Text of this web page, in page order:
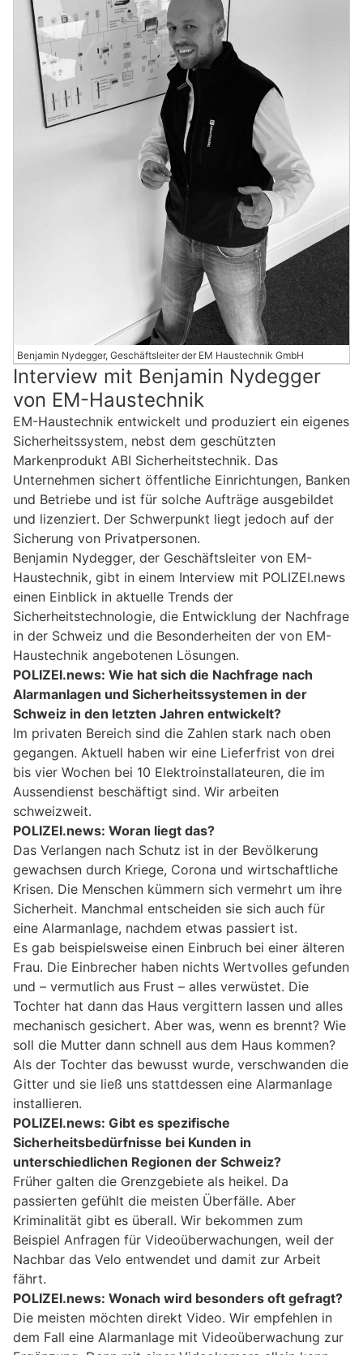
Benjamin Nydegger, Geschäftsleiter der EM Haustechnik GmbH
Interview mit Benjamin Nydegger
von EM-Haustechnik
EM-Haustechnik entwickelt und produziert ein eigenes
Sicherheitssystem, nebst dem geschützten
Markenprodukt ABI Sicherheitstechnik. Das
Unternehmen sichert öffentliche Einrichtungen, Banken
und Betriebe und ist für solche Aufträge ausgebildet
und lizenziert. Der Schwerpunkt liegt jedoch auf der
Sicherung von Privatpersonen.
Benjamin Nydegger, der Geschäftsleiter von EM-
Haustechnik, gibt in einem Interview mit POLIZEI.news
einen Einblick in aktuelle Trends der
Sicherheitstechnologie, die Entwicklung der Nachfrage
in der Schweiz und die Besonderheiten der von EM-
Haustechnik angebotenen Lösungen.
POLIZEI.news: Wie hat sich die Nachfrage nach
Alarmanlagen und Sicherheitssystemen in der
Schweiz in den letzten Jahren entwickelt?
Im privaten Bereich sind die Zahlen stark nach oben
gegangen. Aktuell haben wir eine Lieferfrist von drei
bis vier Wochen bei 10 Elektroinstallateuren, die im
Aussendienst beschäftigt sind. Wir arbeiten
schweizweit.
POLIZEI.news: Woran liegt das?
Das Verlangen nach Schutz ist in der Bevölkerung
gewachsen durch Kriege, Corona und wirtschaftliche
Krisen. Die Menschen kümmern sich vermehrt um ihre
Sicherheit. Manchmal entscheiden sie sich auch für
eine Alarmanlage, nachdem etwas passiert ist.
Es gab beispielsweise einen Einbruch bei einer älteren
Frau. Die Einbrecher haben nichts Wertvolles gefunden
und – vermutlich aus Frust – alles verwüstet. Die
Tochter hat dann das Haus vergittern lassen und alles
mechanisch gesichert. Aber was, wenn es brennt? Wie
soll die Mutter dann schnell aus dem Haus kommen?
Als der Tochter das bewusst wurde, verschwanden die
Gitter und sie ließ uns stattdessen eine Alarmanlage
installieren.
POLIZEI.news: Gibt es spezifische
Sicherheitsbedürfnisse bei Kunden in
unterschiedlichen Regionen der Schweiz?
Früher galten die Grenzgebiete als heikel. Da
passierten gefühlt die meisten Überfälle. Aber
Kriminalität gibt es überall. Wir bekommen zum
Beispiel Anfragen für Videoüberwachungen, weil der
Nachbar das Velo entwendet und damit zur Arbeit
fährt.
POLIZEI.news: Wonach wird besonders oft gefragt?
Die meisten möchten direkt Video. Wir empfehlen in
dem Fall eine Alarmanlage mit Videoüberwachung zur